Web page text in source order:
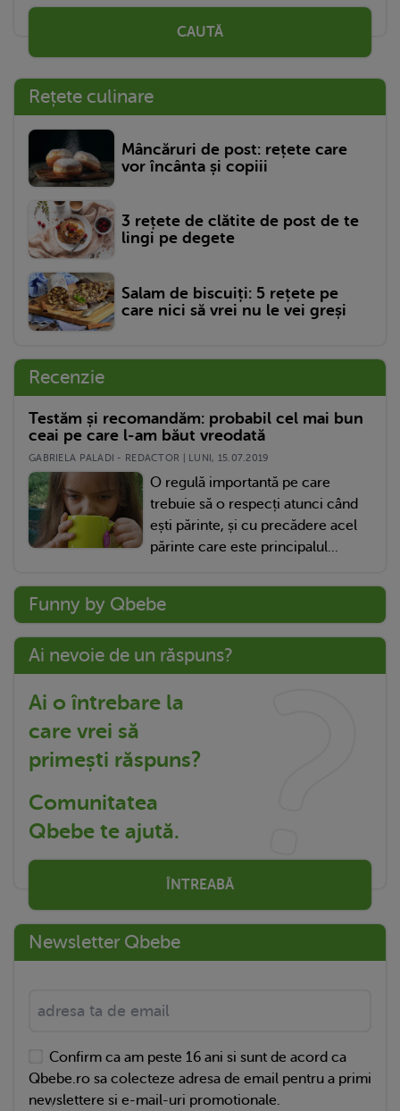
CAUTĂ
Rețete culinare
Mâncăruri de post: rețete care
vor încânta și copiii
3 rețete de clătite de post de te
lingi pe degete
Salam de biscuiți: 5 rețete pe
care nici să vrei nu le vei greși
Recenzie
Testăm și recomandăm: probabil cel mai bun
ceai pe care l-am băut vreodată
GABRIELA PALADI - REDACTOR | LUNI, 15.07.2019
O regulă importantă pe care
trebuie să o respecți atunci când
ești părinte, și cu precădere acel
părinte care este principalul...
Funny by Qbebe
Ai nevoie de un răspuns?
Ai o întrebare la
care vrei să
primești răspuns?
Comunitatea
Qbebe te ajută.
ÎNTREABĂ
Newsletter Qbebe
Confirm ca am peste 16 ani si sunt de acord ca
Qbebe.ro sa colecteze adresa de email pentru a primi
newslettere si e-mail-uri promotionale.